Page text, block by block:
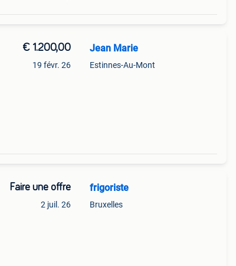
€ 1.200,00
19 févr. 26
Jean Marie
Estinnes-Au-Mont
Faire une offre
2 juil. 26
frigoriste
Bruxelles